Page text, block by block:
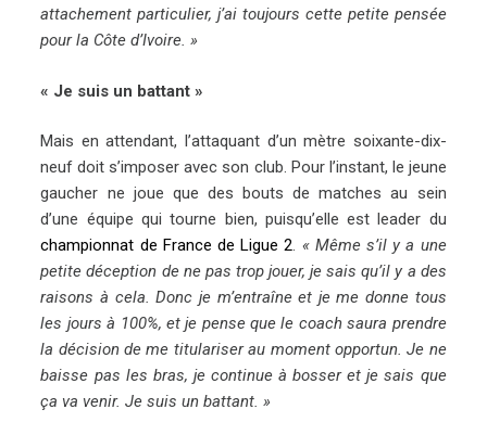
attachement particulier, j’ai toujours cette petite pensée
pour la Côte d’Ivoire. »
« Je suis un battant »
Mais en attendant, l’attaquant d’un mètre soixante-dix-
neuf doit s’imposer avec son club. Pour l’instant, le jeune
gaucher ne joue que des bouts de matches au sein
d’une équipe qui tourne bien, puisqu’elle est leader du
championnat de France de Ligue 2. « Même s’il y a une
petite déception de ne pas trop jouer, je sais qu’il y a des
raisons à cela. Donc je m’entraîne et je me donne tous
les jours à 100%, et je pense que le coach saura prendre
la décision de me titulariser au moment opportun. Je ne
baisse pas les bras, je continue à bosser et je sais que
ça va venir. Je suis un battant. »